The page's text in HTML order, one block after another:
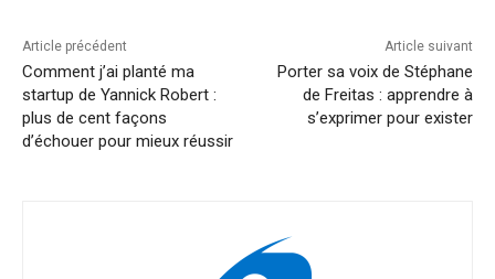
Article précédent
Comment j’ai planté ma
startup de Yannick Robert :
plus de cent façons
d’échouer pour mieux réussir
Article suivant
Porter sa voix de Stéphane
de Freitas : apprendre à
s’exprimer pour exister